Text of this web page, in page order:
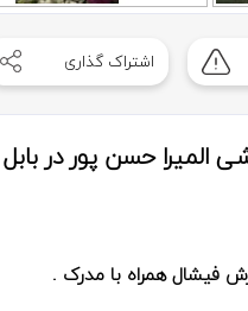
اشتراک گذاری
المیرا حسن پور در بابل
فیشال همراه با مدرک .